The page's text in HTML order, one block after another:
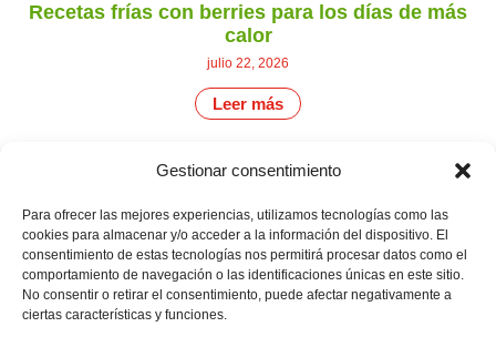
Gestionar consentimiento
Para ofrecer las mejores experiencias, utilizamos tecnologías como las
cookies para almacenar y/o acceder a la información del dispositivo. El
consentimiento de estas tecnologías nos permitirá procesar datos como el
comportamiento de navegación o las identificaciones únicas en este sitio.
No consentir o retirar el consentimiento, puede afectar negativamente a
ciertas características y funciones.
Recetas frías con berries para los días de más
calor
julio 22, 2026
Leer más
Productores
de
fresas,
frambuesas,
arándanos
y
Camino de
Montemayor s/n
21800 Moguer.
Huelva ESPAÑA.
info@cunadeplatero.com
Aviso legal
Política de
privacidad
Canal de denuncias